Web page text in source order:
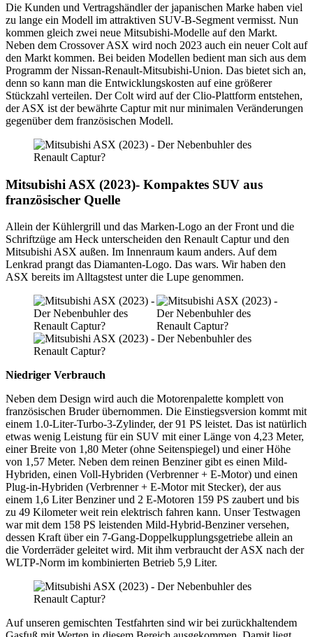
Die Kunden und Vertragshändler der japanischen Marke haben viel
zu lange ein Modell im attraktiven SUV-B-Segment vermisst. Nun
kommen gleich zwei neue Mitsubishi-Modelle auf den Markt.
Neben dem Crossover ASX wird noch 2023 auch ein neuer Colt auf
den Markt kommen. Bei beiden Modellen bedient man sich aus dem
Programm der Nissan-Renault-Mitsubishi-Union. Das bietet sich an,
denn so kann man die Entwicklungskosten auf eine größerer
Stückzahl verteilen. Der Colt wird auf der Clio-Plattform entstehen,
der ASX ist der bewährte Captur mit nur minimalen Veränderungen
gegenüber dem französischen Modell.
Mitsubishi ASX (2023)- Kompaktes SUV aus
französischer Quelle
Allein der Kühlergrill und das Marken-Logo an der Front und die
Schriftzüge am Heck unterscheiden den Renault Captur und den
Mitsubishi ASX außen. Im Innenraum kaum anders. Auf dem
Lenkrad prangt das Diamanten-Logo. Das wars. Wir haben den
ASX bereits im Alltagstest unter die Lupe genommen.
Niedriger Verbrauch
Neben dem Design wird auch die Motorenpalette komplett von
französischen Bruder übernommen. Die Einstiegsversion kommt mit
einem 1.0-Liter-Turbo-3-Zylinder, der 91 PS leistet. Das ist natürlich
etwas wenig Leistung für ein SUV mit einer Länge von 4,23 Meter,
einer Breite von 1,80 Meter (ohne Seitenspiegel) und einer Höhe
von 1,57 Meter. Neben dem reinen Benziner gibt es einen Mild-
Hybriden, einen Voll-Hybriden (Verbrenner + E-Motor) und einen
Plug-in-Hybriden (Verbrenner + E-Motor mit Stecker), der aus
einem 1,6 Liter Benziner und 2 E-Motoren 159 PS zaubert und bis
zu 49 Kilometer weit rein elektrisch fahren kann. Unser Testwagen
war mit dem 158 PS leistenden Mild-Hybrid-Benziner versehen,
dessen Kraft über ein 7-Gang-Doppelkupplungsgetriebe allein an
die Vorderräder geleitet wird. Mit ihm verbraucht der ASX nach der
WLTP-Norm im kombinierten Betrieb 5,9 Liter.
Auf unseren gemischten Testfahrten sind wir bei zurückhaltendem